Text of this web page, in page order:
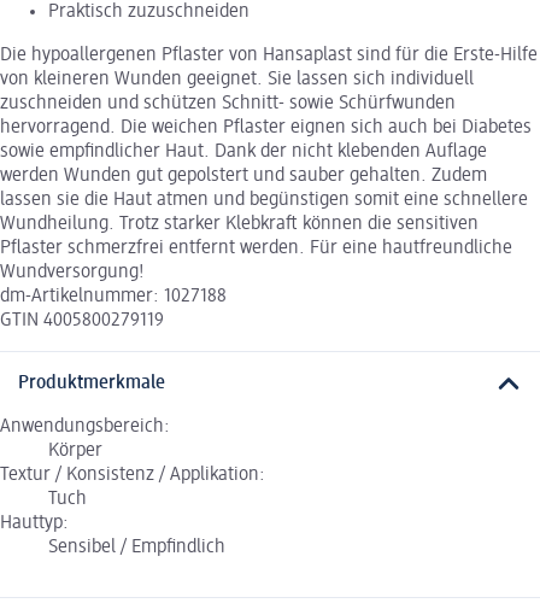
Praktisch zuzuschneiden
Die hypoallergenen Pflaster von Hansaplast sind für die Erste-Hilfe
von kleineren Wunden geeignet. Sie lassen sich individuell
zuschneiden und schützen Schnitt- sowie Schürfwunden
hervorragend. Die weichen Pflaster eignen sich auch bei Diabetes
sowie empfindlicher Haut. Dank der nicht klebenden Auflage
werden Wunden gut gepolstert und sauber gehalten. Zudem
lassen sie die Haut atmen und begünstigen somit eine schnellere
Wundheilung. Trotz starker Klebkraft können die sensitiven
Pflaster schmerzfrei entfernt werden. Für eine hautfreundliche
Wundversorgung!
dm-Artikelnummer: 1027188
GTIN 4005800279119
Produktmerkmale
Anwendungsbereich:
Körper
Textur / Konsistenz / Applikation:
Tuch
Hauttyp:
Sensibel / Empfindlich